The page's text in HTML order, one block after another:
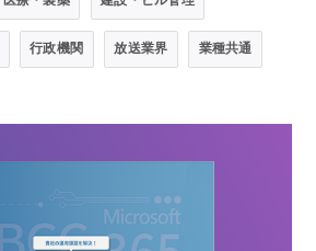
行政機関 放送業界 業種共通